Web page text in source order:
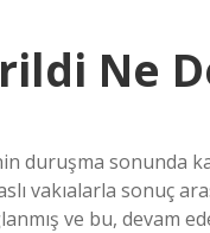
Ne
duruşma sonunda
vakıalarla sonuç
ve bu, devam